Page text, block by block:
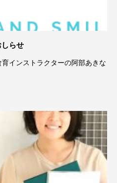
しらせ
インストラクターの阿部あきな